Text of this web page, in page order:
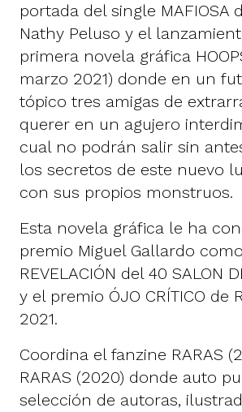
portada del single MAFIOSA
Nathy Peluso y el
primera novela gráfica
marzo 2021) donde en un
tópico tres amigas de
querer en un agujero
cual no podrán salir sin
los secretos de este nuevo
con sus propios monstruos.
Esta novela gráfica le ha
premio Miguel Gallardo como
REVELACIÓN del 40 SALON
y el premio ÓJO CRÍTICO de
2021.
Coordina el fanzine RARAS
RARAS (2020) donde auto
selección de autoras,